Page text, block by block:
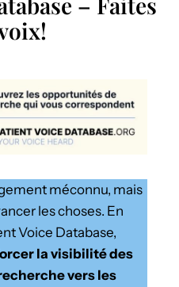
méconnu, mais
les choses. En
Voice Database,
la visibilité des
vers les